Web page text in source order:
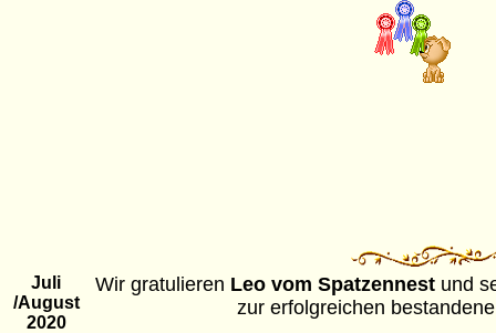
Juli
/August
2020
Wir gratulieren Leo vom Spatzennest und
zur erfolgreichen